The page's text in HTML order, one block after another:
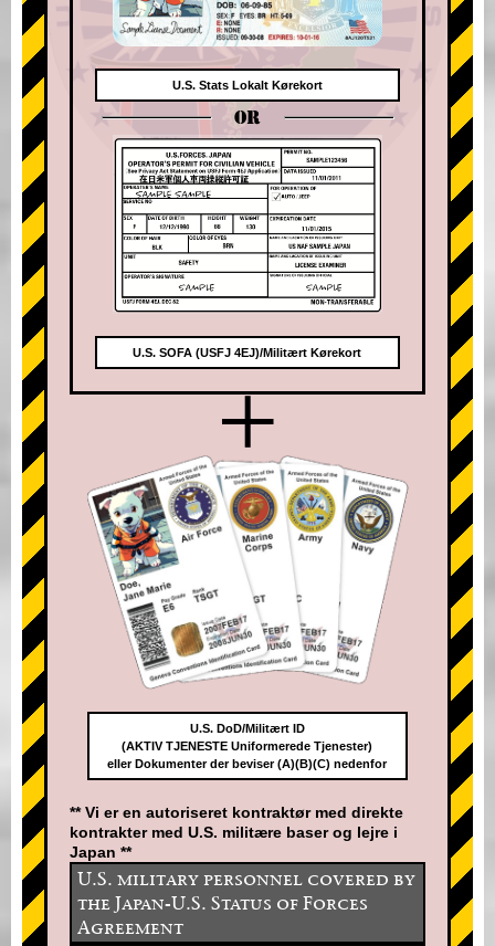
U.S. Stats Lokalt Kørekort
OR
U.S. SOFA (USFJ 4EJ)/Militært Kørekort
+
U.S. DoD/Militært ID
(AKTIV TJENESTE Uniformerede Tjenester)
eller Dokumenter der beviser (A)(B)(C) nedenfor
** Vi er en autoriseret kontraktør med direkte
kontrakter med U.S. militære baser og lejre i
Japan **
U.S. military personnel covered by
the Japan-U.S. Status of Forces
Agreement